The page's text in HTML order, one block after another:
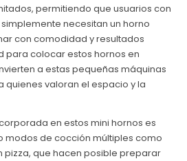
permitiendo que usuarios con
necesitan un horno
con comodidad y resultados
para colocar estos hornos en
a estas pequeñas máquinas
valoran el espacio y la
en estos mini hornos es
modos de cocción múltiples como
pizza, que hacen posible preparar